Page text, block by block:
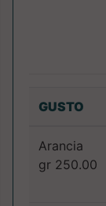
GUSTO
Arancia
gr 250.00